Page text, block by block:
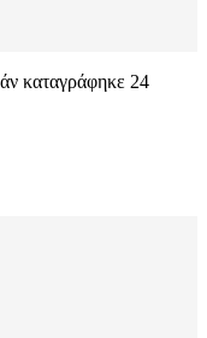
καταγράφηκε 24